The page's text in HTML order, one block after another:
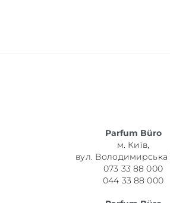
Parfum Büro
м. Київ,
вул. Володимирська
073 33 88 000
044 33 88 000